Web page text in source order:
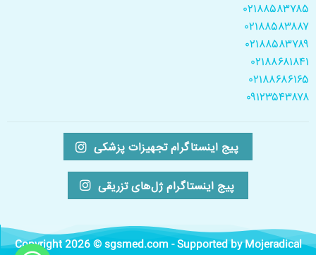
۰۲۱۸۸۵۸۳۷۸۵
۰۲۱۸۸۵۸۳۸۸۷
۰۲۱۸۸۵۸۳۷۸۹
۰۲۱۸۸۶۸۱۸۴۱
۰۲۱۸۸۶۸۶۱۶۵
۰۹۱۲۳۵۴۳۸۷۸
پیج اینستاگرام تجهیزات پزشکی
پیج اینستاگرام ژل‌های تزریقی
Copyright 2026 © sgsmed.com - Supported by Mojeradical